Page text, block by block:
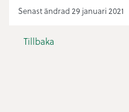
Senast ändrad 29 januari 2021
Tillbaka